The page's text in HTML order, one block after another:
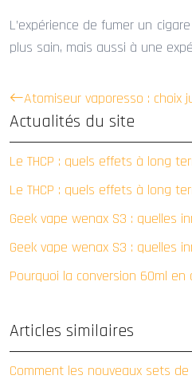
L’expérience de fumer un
plus sain, mais aussi à une
Atomiseur vaporesso : choix
Actualités du site
Le THCP : quels effets à long
Le THCP : quels effets à long
Geek vape wenax S3 : quelles
Geek vape wenax S3 : quelles
Pourquoi la conversion 60ml
Articles similaires
Comment les nouveaux sets